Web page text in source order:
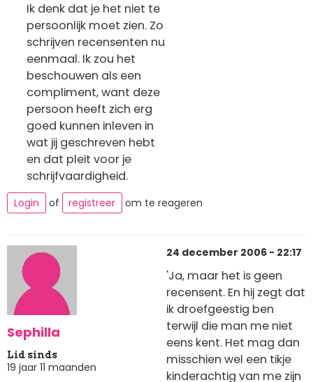
Ik denk dat je het niet te
persoonlijk moet zien. Zo
schrijven recensenten nu
eenmaal. Ik zou het
beschouwen als een
compliment, want deze
persoon heeft zich erg
goed kunnen inleven in
wat jij geschreven hebt
en dat pleit voor je
schrijfvaardigheid.
Login of registreer om te reageren
Sephilla
Lid sinds
19 jaar 11 maanden
24 december 2006 - 22:17
'Ja, maar het is geen
recensent. En hij zegt dat
ik droefgeestig ben
terwijl die man me niet
eens kent. Het mag dan
misschien wel een tikje
kinderachtig van me zijn